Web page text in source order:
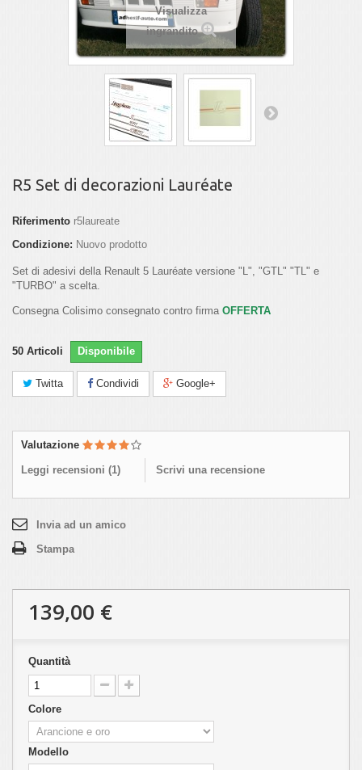
Visualizza
ingrandito
R5 Set di decorazioni Lauréate
Riferimento r5laureate
Condizione: Nuovo prodotto
Set di adesivi della Renault 5 Lauréate versione "L", "GTL" "TL" e
"TURBO" a scelta.
Consegna Colisimo consegnato contro firma OFFERTA
50 Articoli Disponibile
Twitta Condividi Google+
Valutazione
Leggi recensioni (1) Scrivi una recensione
Invia ad un amico
Stampa
139,00 €
Quantità
Colore
Modello